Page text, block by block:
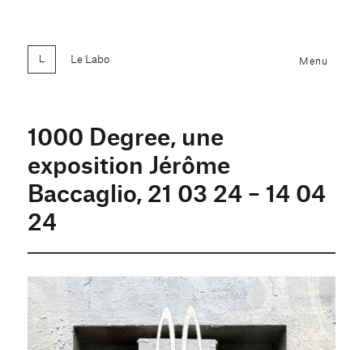
Le Labo Menu
1000 Degree, une
exposition Jérôme
Baccaglio, 21 03 24 – 14 04
24